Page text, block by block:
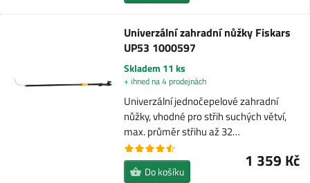
Univerzální zahradní nůžky Fiskars
UP53 1000597
Skladem 11 ks
+ ihned na 4 prodejnách
Univerzální jednočepelové zahradní
nůžky, vhodné pro střih suchých větví,
max. průměr střihu až 32…
1 359 Kč
Do košíku